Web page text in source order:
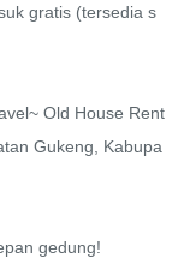
gratis (tersedia s
Old House Rent
Gukeng, Kabupa
gedung!